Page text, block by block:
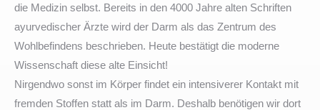
die Medizin selbst. Bereits in den 4000 Jahre alten Schriften
ayurvedischer Ärzte wird der Darm als das Zentrum des
Wohlbefindens beschrieben. Heute bestätigt die moderne
Wissenschaft diese alte Einsicht!
Nirgendwo sonst im Körper findet ein intensiverer Kontakt mit
fremden Stoffen statt als im Darm. Deshalb benötigen wir dort